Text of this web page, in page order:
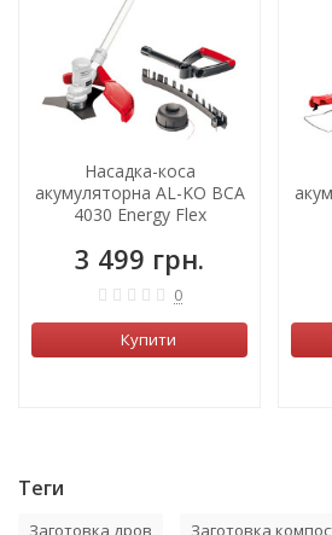
Насадка-коса
акумуляторна AL-KO ВCA
4030 Energy Flex
3 499 грн.
0
Купити
Теги
Заготовка дров Заготовка